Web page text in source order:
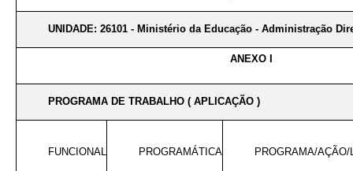
UNIDADE: 26101 - Ministério da Educação - Administração
ANEXO I
PROGRAMA DE TRABALHO ( APLICAÇÃO )
FUNCIONAL PROGRAMÁTICA PROGRAMA/